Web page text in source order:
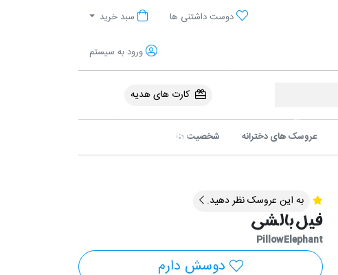
دوست داشتنی ها سبد خرید
ورود به سیستم
کارت های هدیه
عروسک های دخترانه شخصیت ها
به این عروسک نظر دهید.
فیل بالشی
Pillow Elephant
دوسش دارم